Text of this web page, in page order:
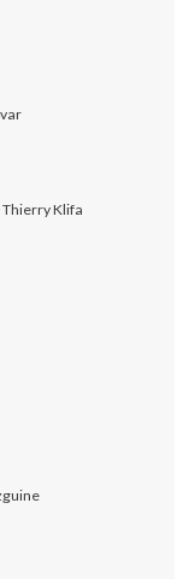
Thierry Klifa